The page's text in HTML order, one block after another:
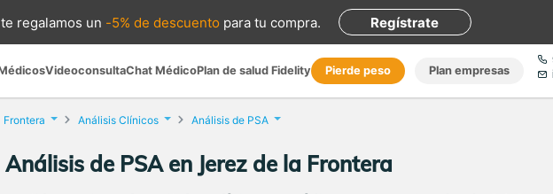
regalamos un -5% de descuento para tu compra. Regístrate
VideoconsultaChat MédicoPlan de salud Fidelity Pierde peso Plan empresas
Análisis Clínicos Análisis de PSA
Análisis de PSA en Jerez de la Frontera